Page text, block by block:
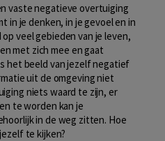
vaste negatieve overtuiging
in je denken, in je gevoel en in
veel gebieden van je leven,
met zich mee en gaat
het beeld van jezelf negatief
uit de omgeving niet
niets waard te zijn, er
te worden kan je
in de weg zitten. Hoe
te kijken?